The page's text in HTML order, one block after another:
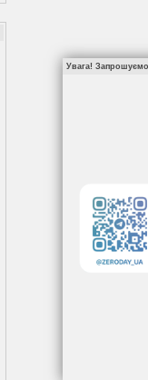
Увага! Запрошуємо